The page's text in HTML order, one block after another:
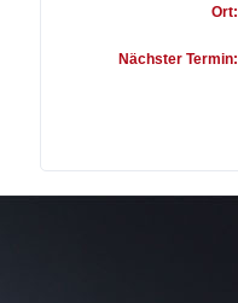
Ort:
Nächster Termin: